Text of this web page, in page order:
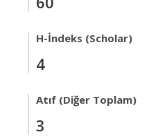
H-İndeks (Scholar)
4
Atıf (Diğer Toplam)
3